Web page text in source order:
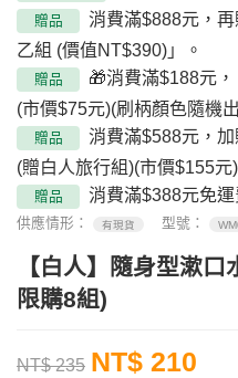
贈品
消費滿$888元，
乙組 (價值NT$390)」。
贈品
🎁消費滿$188元
(市價$75元)(刷柄顏色隨機
贈品
消費滿$588元，
(贈白人旅行組)(市價$155元)
贈品 消費滿$388元免運
供應情形： 有現貨 型號：
【白人】隨身型漱
限購8組)
NT$ 235 NT$ 210